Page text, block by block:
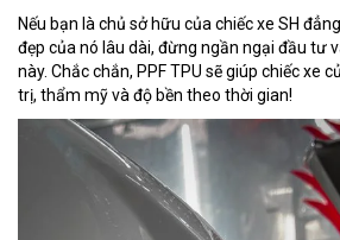
Nếu bạn là chủ sở hữu của chiếc xe SH
đẹp của nó lâu dài, đừng ngần ngại đầu tư
này. Chắc chắn, PPF TPU sẽ giúp chiếc xe
trị, thẩm mỹ và độ bền theo thời gian!